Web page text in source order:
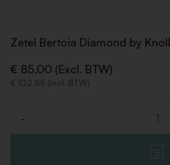
Zetel Bertoia Diamond by Knoll
€ 85,00 (Excl. BTW)
€ 102,85 (Incl. BTW)
-